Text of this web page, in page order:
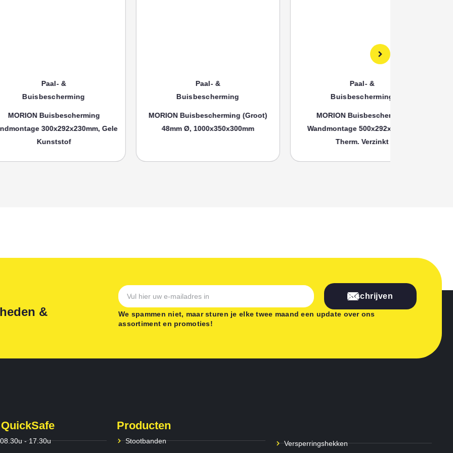
Gele
Buisbescherming
MORION Buisbescherming (groot)
48mm Ø, 1000x350x300mm
Buisbescherming
MORION Buisbescherming
Wandmontage 500x292x230mm,
Therm. Verzinkt
&
Inschrijven
We spammen niet, maar sturen je elke twee maand een update over ons
assortiment en promoties!
- 17.30u
Producten
Stootbanden Versperringshekken